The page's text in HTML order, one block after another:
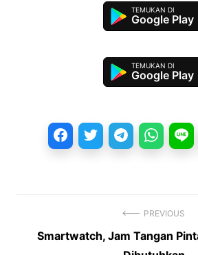
Google Play
Google Play
Navigasi
PREVIOUS
Previous
Smartwatch, Jam Tangan